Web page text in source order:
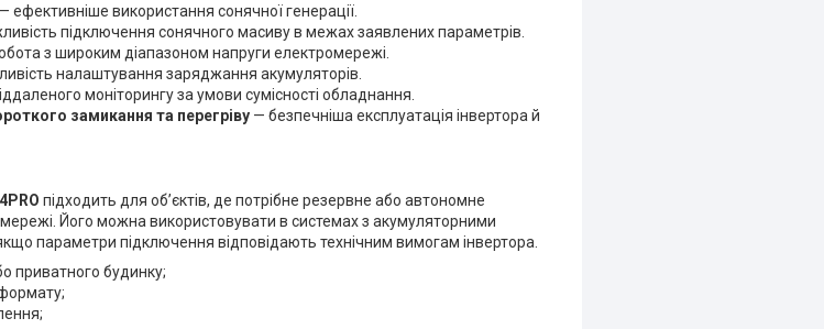
— ефективніше використання сонячної генерації.
підключення сонячного масиву в межах заявлених параметрів.
з широким діапазоном напруги електромережі.
налаштування заряджання акумуляторів.
моніторингу за умови сумісності обладнання.
замикання та перегріву — безпечніша експлуатація інвертора й
підходить для об’єктів, де потрібне резервне або автономне
Його можна використовувати в системах з акумуляторними
параметри підключення відповідають технічним вимогам інвертора.
приватного будинку;